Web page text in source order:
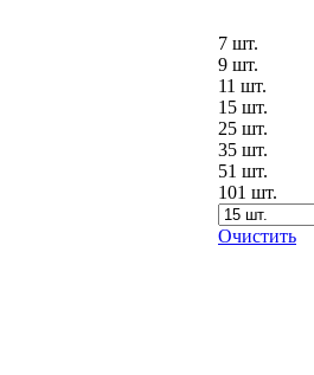
7 шт.
9 шт.
11 шт.
15 шт.
25 шт.
35 шт.
51 шт.
101 шт.
Очистить